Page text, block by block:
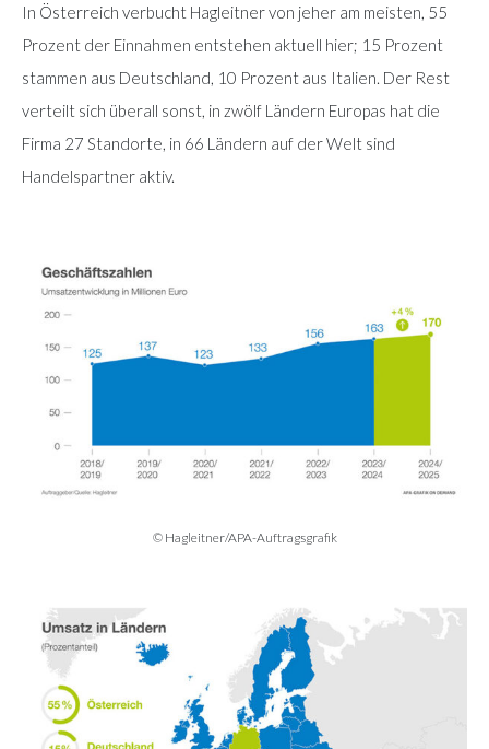
In Österreich verbucht Hagleitner von jeher am meisten, 55
Prozent der Einnahmen entstehen aktuell hier; 15 Prozent
stammen aus Deutschland, 10 Prozent aus Italien. Der Rest
verteilt sich überall sonst, in zwölf Ländern Europas hat die
Firma 27 Standorte, in 66 Ländern auf der Welt sind
Handelspartner aktiv.
© Hagleitner/APA-Auftragsgrafik